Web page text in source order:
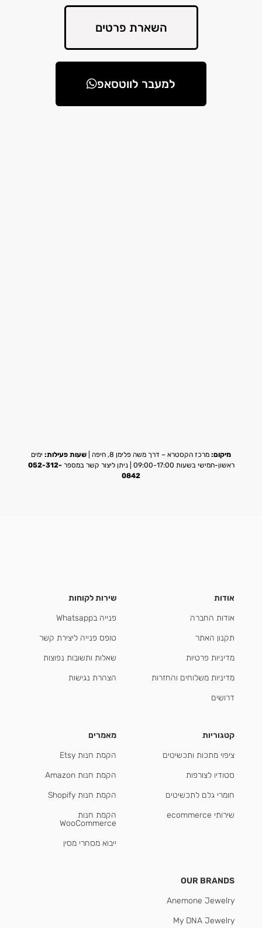
השארת פרטים
למעבר לווטסאפ
מיקום: מרכז הקסטרא – דרך משה פלימן 8, חיפה | שעות פעילות: ימים
ראשון-חמישי בשעות 09:00-17:00 | ניתן ליצור קשר במספר
052-312-
0842
אודות
אודות החברה
תקנון האתר
מדיניות פרטיות
מדיניות משלוחים והחזרות
דרושים
שירות לקוחות
פנייה בWhatsapp
טופס פנייה ליצירת קשר
שאלות ותשובות נפוצות
הצהרת נגישות
קטגוריות
ציפוי מתכות ותכשיטים
סטודיו לצורפות
חומרי גלם לתכשיטים
שירותי ecommerce
מאמרים
הקמת חנות Etsy
הקמת חנות Amazon
הקמת חנות Shopify
הקמת חנות
WooCommerce
ייבוא מסחרי מסין
OUR BRANDS
Anemone Jewelry
My DNA Jewelry